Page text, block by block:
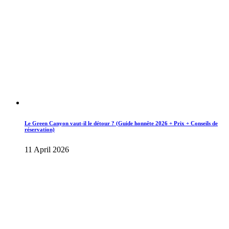
Le Green Canyon vaut-il le détour ? (Guide honnête 2026 + Prix + Conseils de
réservation)
11 April 2026